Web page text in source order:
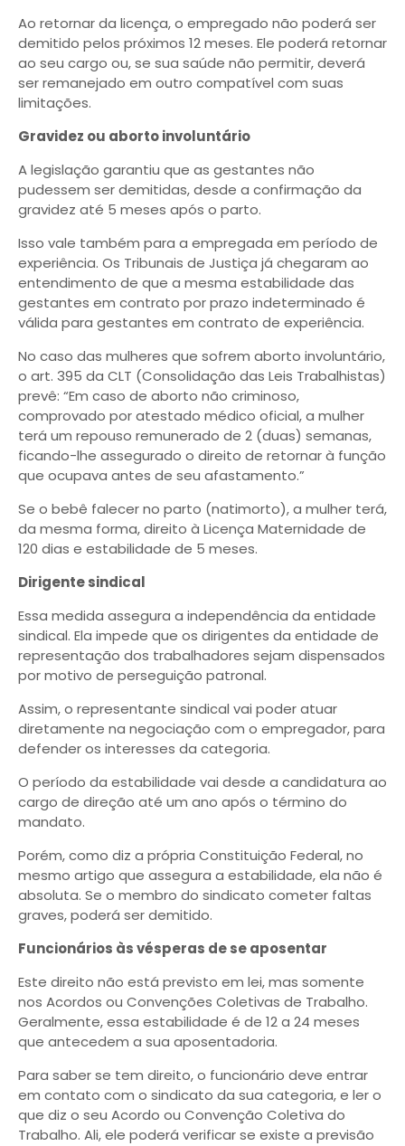
Ao retornar da licença, o empregado não poderá ser
demitido pelos próximos 12 meses. Ele poderá retornar
ao seu cargo ou, se sua saúde não permitir, deverá
ser remanejado em outro compatível com suas
limitações.
Gravidez ou aborto involuntário
A legislação garantiu que as gestantes não
pudessem ser demitidas, desde a confirmação da
gravidez até 5 meses após o parto.
Isso vale também para a empregada em período de
experiência. Os Tribunais de Justiça já chegaram ao
entendimento de que a mesma estabilidade das
gestantes em contrato por prazo indeterminado é
válida para gestantes em contrato de experiência.
No caso das mulheres que sofrem aborto involuntário,
o art. 395 da CLT (Consolidação das Leis Trabalhistas)
prevê: “Em caso de aborto não criminoso,
comprovado por atestado médico oficial, a mulher
terá um repouso remunerado de 2 (duas) semanas,
ficando-lhe assegurado o direito de retornar à função
que ocupava antes de seu afastamento.”
Se o bebê falecer no parto (natimorto), a mulher terá,
da mesma forma, direito à Licença Maternidade de
120 dias e estabilidade de 5 meses.
Dirigente sindical
Essa medida assegura a independência da entidade
sindical. Ela impede que os dirigentes da entidade de
representação dos trabalhadores sejam dispensados
por motivo de perseguição patronal.
Assim, o representante sindical vai poder atuar
diretamente na negociação com o empregador, para
defender os interesses da categoria.
O período da estabilidade vai desde a candidatura ao
cargo de direção até um ano após o término do
mandato.
Porém, como diz a própria Constituição Federal, no
mesmo artigo que assegura a estabilidade, ela não é
absoluta. Se o membro do sindicato cometer faltas
graves, poderá ser demitido.
Funcionários às vésperas de se aposentar
Este direito não está previsto em lei, mas somente
nos Acordos ou Convenções Coletivas de Trabalho.
Geralmente, essa estabilidade é de 12 a 24 meses
que antecedem a sua aposentadoria.
Para saber se tem direito, o funcionário deve entrar
em contato com o sindicato da sua categoria, e ler o
que diz o seu Acordo ou Convenção Coletiva do
Trabalho. Ali, ele poderá verificar se existe a previsão